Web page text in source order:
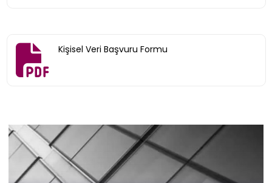
Kişisel Veri Başvuru Formu